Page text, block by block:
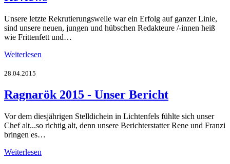
Unsere letzte Rekrutierungswelle war ein Erfolg auf ganzer Linie,
sind unsere neuen, jungen und hübschen Redakteure /-innen heiß
wie Frittenfett und…
Weiterlesen
28.04.2015
Ragnarök 2015 - Unser Bericht
Vor dem diesjährigen Stelldichein in Lichtenfels fühlte sich unser
Chef alt...so richtig alt, denn unsere Berichterstatter Rene und Franzi
bringen es…
Weiterlesen